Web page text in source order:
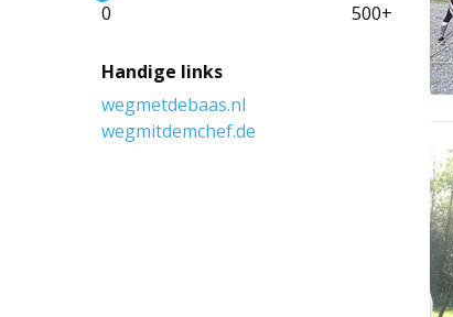
0 500+
Handige links
wegmetdebaas.nl
wegmitdemchef.de